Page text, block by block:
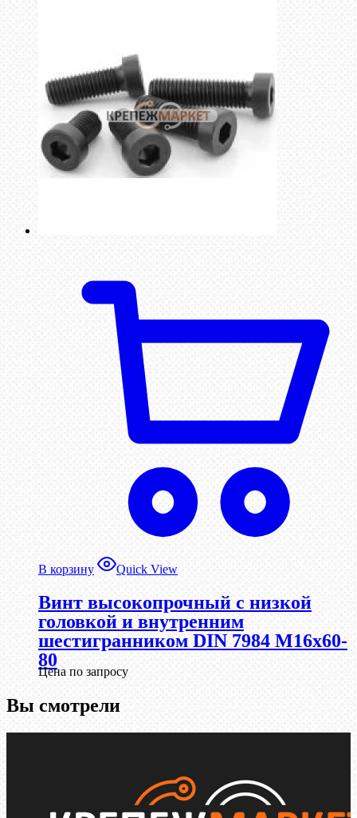
В корзину Quick View
Винт высокопрочный с низкой
головкой и внутренним
шестигранником DIN 7984 М16х60-
80
Цена по запросу
Вы смотрели